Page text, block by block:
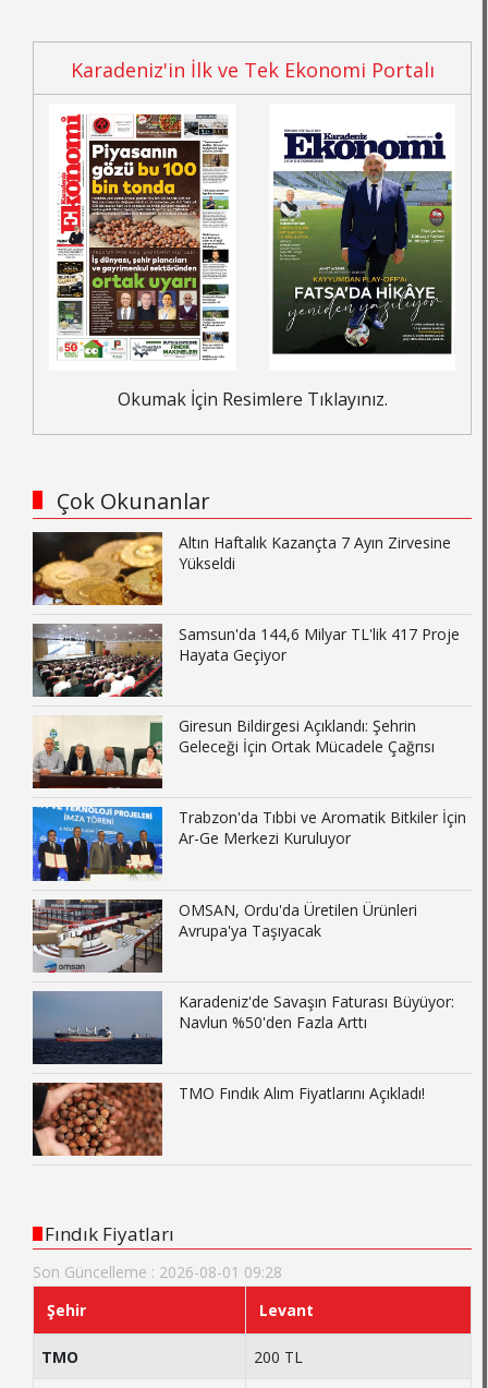
Karadeniz'in İlk ve Tek Ekonomi Portalı
Okumak İçin Resimlere Tıklayınız.
Çok Okunanlar
Altın Haftalık Kazançta 7 Ayın Zirvesine
Yükseldi
Samsun'da 144,6 Milyar TL'lik 417 Proje
Hayata Geçiyor
Giresun Bildirgesi Açıklandı: Şehrin
Geleceği İçin Ortak Mücadele Çağrısı
Trabzon'da Tıbbi ve Aromatik Bitkiler İçin
Ar-Ge Merkezi Kuruluyor
OMSAN, Ordu'da Üretilen Ürünleri
Avrupa'ya Taşıyacak
Karadeniz'de Savaşın Faturası Büyüyor:
Navlun %50'den Fazla Arttı
TMO Fındık Alım Fiyatlarını Açıkladı!
Fındık Fiyatları
Son Güncelleme : 2026-08-01 09:28
Şehir
Levant
TMO 200 TL